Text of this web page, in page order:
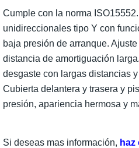
Cumple con la norma
unidireccionales tipo Y con
baja presión de arranque.
distancia de amortiguación
desgaste con largas distancias
Cubierta delantera y trasera y
presión, apariencia hermosa y
Si deseas mas información, haz